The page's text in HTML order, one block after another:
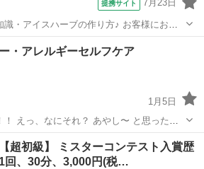
提携サイト 7月23日
スハーブの作り方♪ お客様にお出
レシピをテキスト付で♪ サロンでで
スアルファの自宅学習ができる講座です。
・アレルギーセルフケア
1月5日
たで
トピー持ちだったので
にと、このセルフケアを実践していきまし
超初級】 ミスターコンテスト入賞歴
回、30分、3,000円(税…